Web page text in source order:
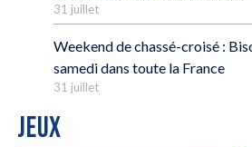
31 juillet
Weekend de chassé-croisé :
samedi dans toute la France
31 juillet
JEUX